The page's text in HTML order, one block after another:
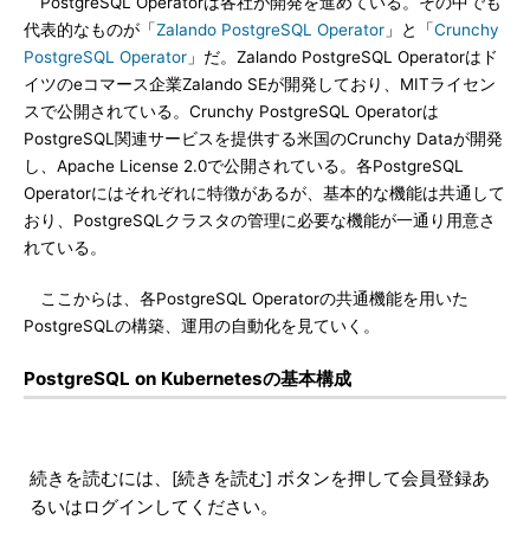
代表的なものが「Zalando PostgreSQL Operator 」と「Crunchy
PostgreSQL Operator 」だ。Zalando PostgreSQL Operatorはド
イツのeコマース企業Zalando SEが開発しており、MITライセン
スで公開されている。Crunchy PostgreSQL Operatorは
PostgreSQL関連サービスを提供する米国のCrunchy Dataが開発
し、Apache License 2.0で公開されている。各PostgreSQL
Operatorにはそれぞれに特徴があるが、基本的な機能は共通して
おり、PostgreSQLクラスタの管理に必要な機能が一通り用意さ
れている。
ここからは、各PostgreSQL Operatorの共通機能を用いた
PostgreSQLの構築、運用の自動化を見ていく。
PostgreSQL on Kubernetesの基本構成
続きを読むには、[続きを読む] ボタンを押して会員登録あ
るいはログインしてください。